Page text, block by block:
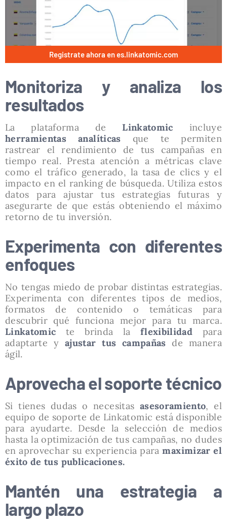
Registrate ahora en es.linkatomic.com
Monitoriza y analiza los
resultados
La plataforma de Linkatomic incluye
herramientas analíticas que te permiten
rastrear el rendimiento de tus campañas en
tiempo real. Presta atención a métricas clave
como el tráfico generado, la tasa de clics y el
impacto en el ranking de búsqueda. Utiliza estos
datos para ajustar tus estrategias futuras y
asegurarte de que estás obteniendo el máximo
retorno de tu inversión.
Experimenta con diferentes
enfoques
No tengas miedo de probar distintas estrategias.
Experimenta con diferentes tipos de medios,
formatos de contenido o temáticas para
descubrir qué funciona mejor para tu marca.
Linkatomic te brinda la flexibilidad para
adaptarte y ajustar tus campañas de manera
ágil.
Aprovecha el soporte técnico
Si tienes dudas o necesitas asesoramiento, el
equipo de soporte de Linkatomic está disponible
para ayudarte. Desde la selección de medios
hasta la optimización de tus campañas, no dudes
en aprovechar su experiencia paramaximizar el
éxito de tus publicaciones.
Mantén una estrategia a
largo plazo